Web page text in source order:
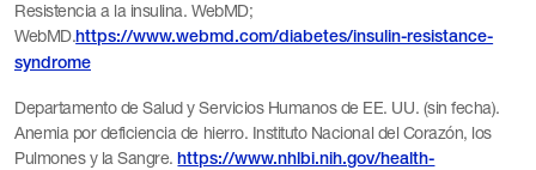
Resistencia a la insulina. WebMD;
WebMD.https://www.webmd.com/diabetes/insulin-resistance-
syndrome
Departamento de Salud y Servicios Humanos de EE. UU. (sin fecha).
Anemia por deficiencia de hierro. Instituto Nacional del Corazón, los
Pulmones y la Sangre.https://www.nhlbi.nih.gov/health-